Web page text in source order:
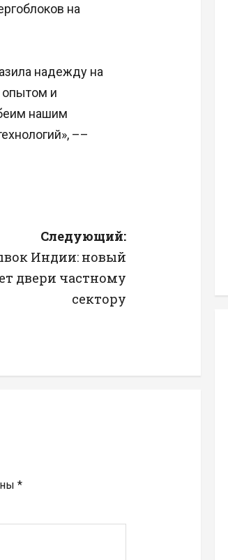
на
надежду на
опытом и
нашим
––
Следующий:
Индии: новый
двери частному
сектору
*